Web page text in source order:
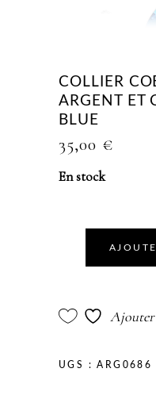
COLLIER
ARGENT ET
BLUE
35,00 €
En stock
Ajouter
UGS :ARG0686